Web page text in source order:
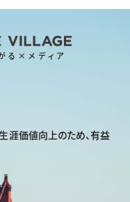
る×メディア
涯価値向上のため、有益